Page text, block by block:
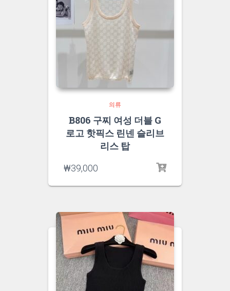
의류
B806 구찌 여성 더블 G
로고 핫픽스 린넨 슬리브
리스 탑
₩39,000